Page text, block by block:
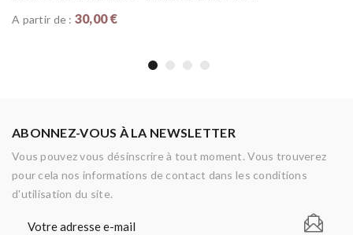
A partir de : 30,00 €
ABONNEZ-VOUS À LA NEWSLETTER
Vous pouvez vous désinscrire à tout moment. Vous trouverez
pour cela nos informations de contact dans les conditions
d'utilisation du site.